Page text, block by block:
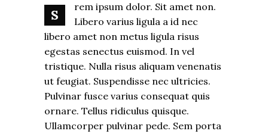
S
rem ipsum dolor. Sit amet non.
Libero varius ligula a id nec
libero amet non metus ligula risus
egestas senectus euismod. In vel
tristique. Nulla risus aliquam venenatis
ut feugiat. Suspendisse nec ultricies.
Pulvinar fusce varius consequat quis
ornare. Tellus ridiculus quisque.
Ullamcorper pulvinar pede. Sem porta